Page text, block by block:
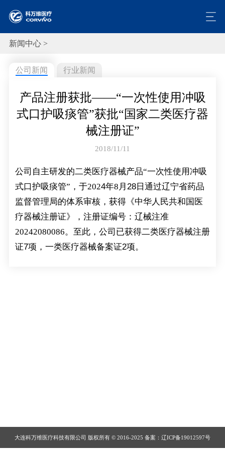
新闻中心 >
公司新闻 行业新闻
产品注册获批——“一次性使用冲吸
式口护吸痰管”获批“国家二类医疗器
械注册证”
2018/11/11
公司自主研发的二类医疗器械产品“一次性使用冲吸
式口护吸痰管”，于2024年8月 28日通过辽宁省药品
监督管理局的体系审核，获得《中华人民共和国医
疗器械注册证》， 注册证编号：辽械注准
20242080086。至此，公司已获得二类医疗器械注册
证7项，一类医疗器械备案证2项。
大连科万维医疗科技有限公司 版权所有 © 2016-2025 备案：辽ICP备19012597号